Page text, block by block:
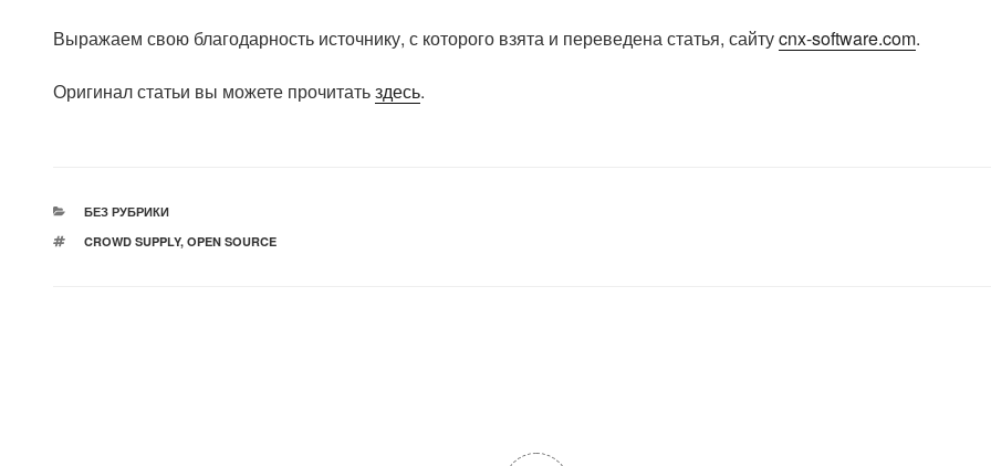
Выражаем свою благодарность источнику, с которого взята и переведена статья, сайтуcnx-software.com.
Оригинал статьи вы можете прочитатьздесь.
РУБРИКИ
БЕЗ РУБРИКИ
МЕТКИ
CROWD SUPPLY, OPEN SOURCE